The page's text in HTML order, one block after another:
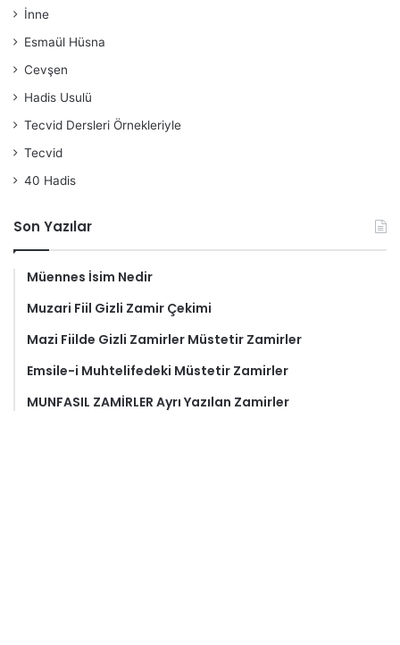
İnne
Esmaül Hüsna
Cevşen
Hadis Usulü
Tecvid Dersleri Örnekleriyle
Tecvid
40 Hadis
Son Yazılar
Müennes İsim Nedir
Muzari Fiil Gizli Zamir Çekimi
Mazi Fiilde Gizli Zamirler Müstetir Zamirler
Emsile-i Muhtelifedeki Müstetir Zamirler
MUNFASIL ZAMİRLER Ayrı Yazılan Zamirler